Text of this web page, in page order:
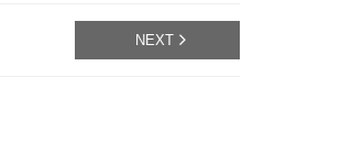
NEXT